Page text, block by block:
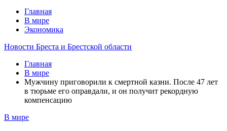
Главная
В мире
Экономика
Новости Бреста и Брестской области
Главная
В мире
Мужчину приговорили к смертной казни. После 47 лет
в тюрьме его оправдали, и он получит рекордную
компенсацию
В мире